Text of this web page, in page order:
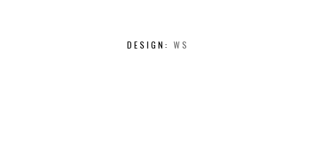
DESIGN: WS